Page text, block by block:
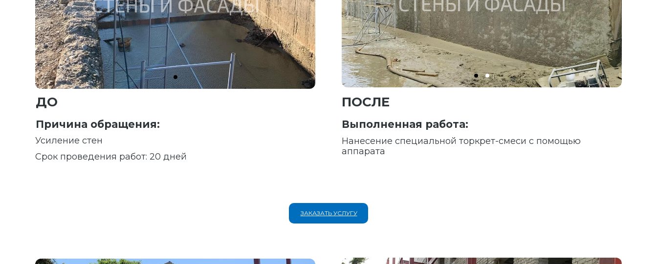
Причина обращения:
Усиление стен
Срок проведения работ: 20 дней
Выполненная работа:
Нанесение специальной торкрет-смеси с помощью
аппарата
ДО ПОСЛЕ
ЗАКАЗАТЬ УСЛУГУ